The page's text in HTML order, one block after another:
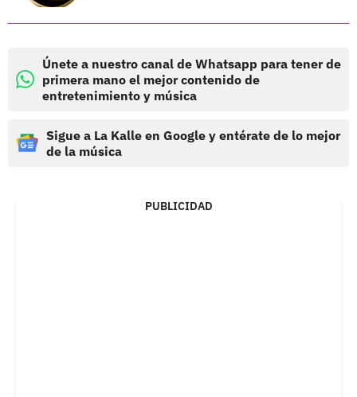
Únete a nuestro canal de Whatsapp para tener de
primera mano el mejor contenido de
entretenimiento y música
Sigue a La Kalle en Google y entérate de lo mejor
de la música
PUBLICIDAD